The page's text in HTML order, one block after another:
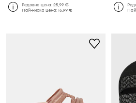
Редовна цена:25,99 €
Най-ниска цена:16,99 €